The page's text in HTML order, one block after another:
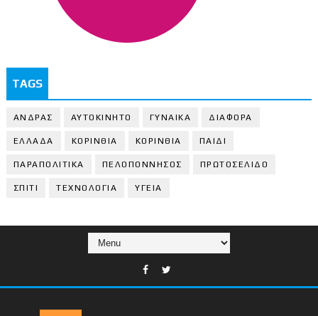
TAGS
ΑΝΔΡΑΣ ΑΥΤΟΚΙΝΗΤΟ ΓΥΝΑΙΚΑ ΔΙΑΦΟΡΑ
ΕΛΛΑΔΑ ΚΟΡΙΝΘΙΑ ΚΟΡΙΝΘΙA ΠΑΙΔΙ
ΠΑΡΑΠΟΛΙΤΙΚΑ ΠΕΛΟΠΟΝΝΗΣΟΣ ΠΡΩΤΟΣΕΛΙΔΟ
ΣΠΙΤΙ ΤΕΧΝΟΛΟΓΙΑ ΥΓΕΙΑ